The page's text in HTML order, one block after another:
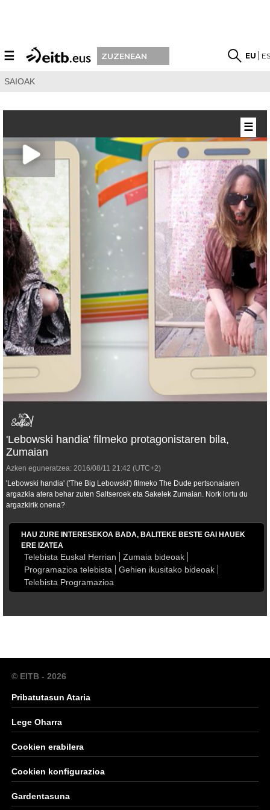
☰ ZUZENEAN EU
SAIOAK
'Lebowski handia' filmeko protagonistaren bila,
Zumaian
Azken eguneratzea: 2016/08/11 21:42 (UTC+2)
'Lebowski handia' ('The Big Lebowski') filmeko The Dude pertsonaiaren
argazkia atera behar zuten Saltseroek eta Sakelek Zumaian. Nork lortu du
argazkirik onena?
HAU ZURE INTERESEKOA BADA, BALITEKE BESTE GAI HAUEK
ERE IZATEA
Telebista Euskal Herrian
Zumaia bideoak
Programazioa telebista
Gehien ikusitako bideoak
Telebista Programazioa
☰
© EITB - 2026
Pribatutasun Ataria
Lege Oharra
Cookien erabilera
Cookien konfigurazioa
Gardentasuna